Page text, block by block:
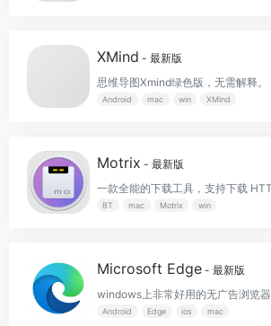
XMind - 最新版
思维导图Xmind绿色版，无需解释。
Android mac win XMind
Motrix - 最新版
BT mac Motrix win
Microsoft Edge - 最新版
windows上非常好用的无广告浏览器
Android Edge ios mac